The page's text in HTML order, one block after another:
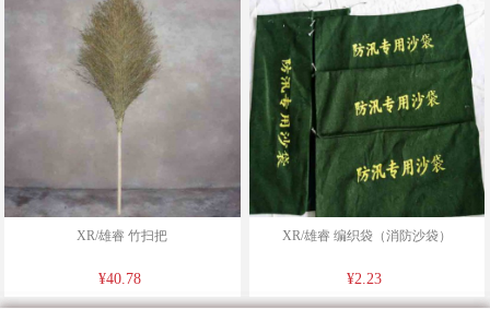
XR/雄睿 竹扫把
¥40.78
XR/雄睿 编织袋（消防沙袋）
¥2.23